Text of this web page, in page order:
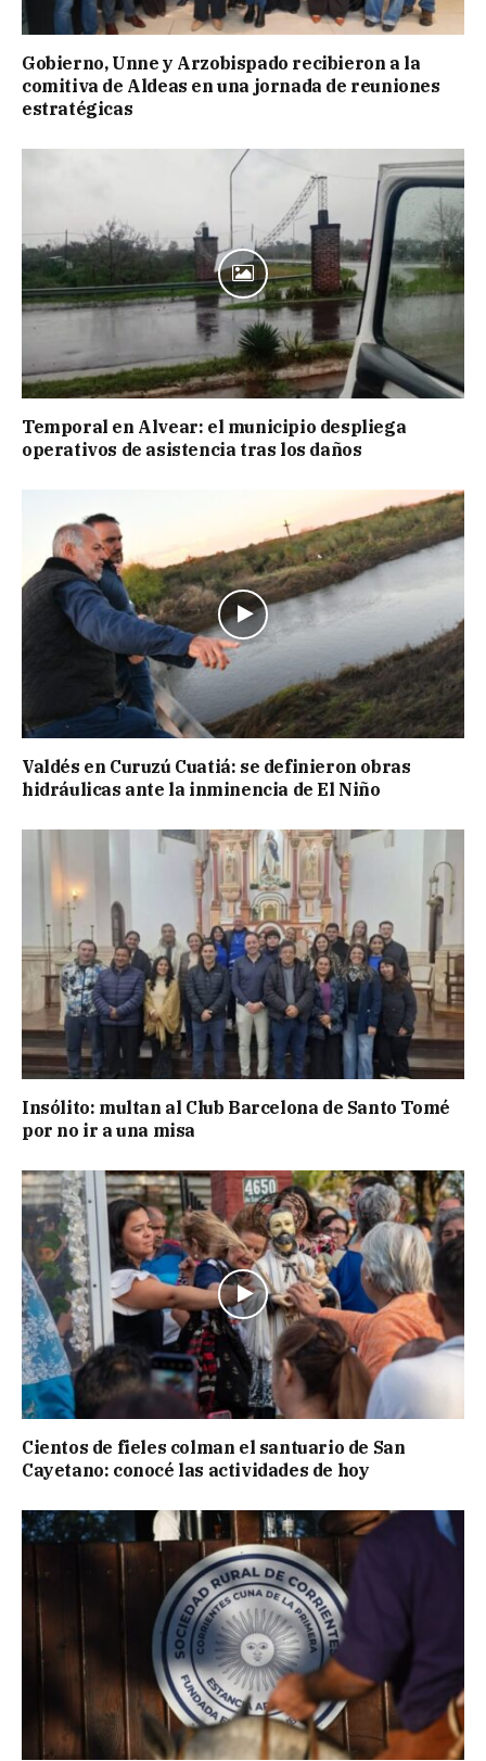
Gobierno, Unne y Arzobispado recibieron a la
comitiva de Aldeas en una jornada de reuniones
estratégicas
Temporal en Alvear: el municipio despliega
operativos de asistencia tras los daños
Valdés en Curuzú Cuatiá: se definieron obras
hidráulicas ante la inminencia de El Niño
Insólito: multan al Club Barcelona de Santo Tomé
por no ir a una misa
Cientos de fieles colman el santuario de San
Cayetano: conocé las actividades de hoy